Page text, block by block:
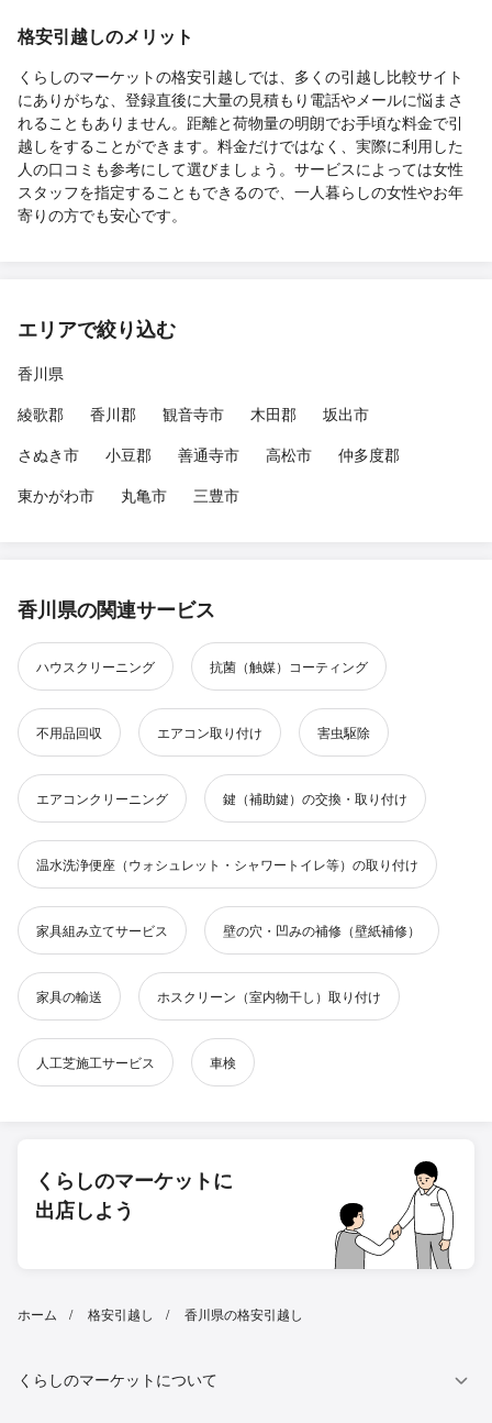
格安引越しのメリット
くらしのマーケットの格安引越しでは、多くの引越し比較サイト
にありがちな、登録直後に大量の見積もり電話やメールに悩まさ
れることもありません。距離と荷物量の明朗でお手頃な料金で引
越しをすることができます。料金だけではなく、実際に利用した
人の口コミも参考にして選びましょう。サービスによっては女性
スタッフを指定することもできるので、一人暮らしの女性やお年
寄りの方でも安心です。
エリアで絞り込む
香川県
綾歌郡
香川郡 観音寺市 木田郡
坂出市
さぬき市
小豆郡 善通寺市 高松市
仲多度郡
東かがわ市
丸亀市 三豊市
香川県の関連サービス
ハウスクリーニング 抗菌（触媒）コーティング
不用品回収 エアコン取り付け 害虫駆除
エアコンクリーニング 鍵（補助鍵）の交換・取り付け
温水洗浄便座（ウォシュレット・シャワートイレ等）の取り付け
家具組み立てサービス 壁の穴・凹みの補修（壁紙補修）
家具の輸送 ホスクリーン（室内物干し）取り付け
人工芝施工サービス 車検
くらしのマーケットに
出店しよう
ホーム 格安引越し 香川県の格安引越し
くらしのマーケットについて